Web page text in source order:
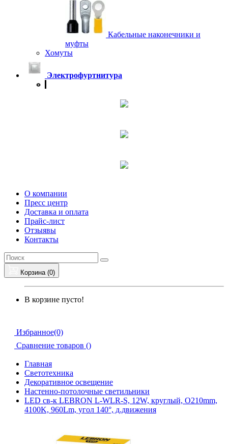
Кабельные наконечники и
муфты
Хомуты
Электрофуртнитура
О компании
Пресс центр
Доставка и оплата
Прайс-лист
Отзыявы
Контакты
Корзина (0)
В корзине пусто!
Избранное(0)
Сравнение товаров ()
Главная
Светотехника
Декоративное освещение
Настенно-потолочные светильники
LED св-к LEBRON L-WLR-S, 12W, круглый, O210mm,
4100K, 960Lm, угол 140°, д.движения